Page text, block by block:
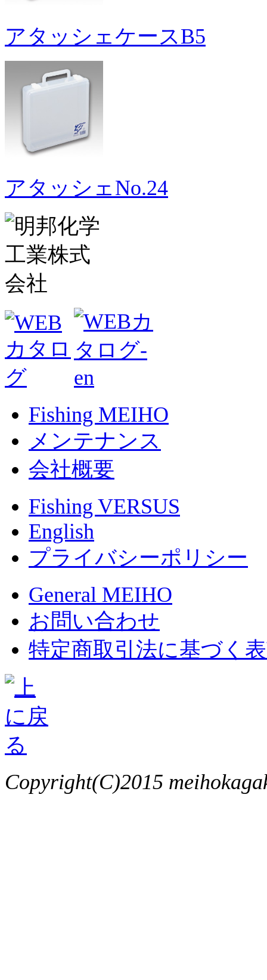
アタッシェケースB5
アタッシェNo.24
Fishing MEIHO
メンテナンス
会社概要
Fishing VERSUS
English
プライバシーポリシー
General MEIHO
お問い合わせ
特定商取引法に基づく
Copyright(C)2015